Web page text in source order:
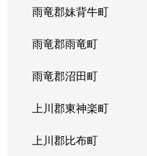
雨竜郡妹背牛町
雨竜郡雨竜町
雨竜郡沼田町
上川郡東神楽町
上川郡比布町